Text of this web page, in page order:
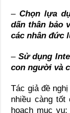
–Chọn lựa
dấn thân bảo
các nhân đức
– Sử dụng
con người và
Tác giả đề
nhiều càng tốt
hoạch mục